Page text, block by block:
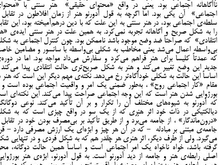
ناآگاهانه اجتماعی بود. یعنی در واقع «محتوای حقیقی» هنر سنتی با
اجتماعی» آن یکی بود. اما اگرچه به قول آدورنو هنر از زمان افلاطون در تقابل
سلطه‌ی اجتماعی بود، در هنر سنتی به این علت که با دین درهم‌آمیخته بود، این
را به شکل صریح و آگاهانه تجربه نمی‌کرد. به همین علت در هنر سنتی ایده‌ی
انتقادی» که صراحتاً ضد وضع موجود باشد ناممکن بود. چون کنترل اجتماعی به
بی‌واسطه اعمال می‌شد یعنی مخاطب به شکلی بی‌واسطه با سانسور و مضامین
که عمدتاً کلیسا برای هنر فراهم می‌کرد و سفارش می‌داد مواجه بود. اما در
جدید این وضع تغییر می‌کند و هنر به شکل صریح‌تری حالت انتقادی پیدا
اساساً این حالت به شکلی خودآگاه‌تر رخ می‌دهد. نکته‌ی مهم دیگر این است که هنر
مقام «کار اجتماعی روح» ، به‌طور ضمنی یک امر و واقعیت اجتماعی بوده است و
بورژوایی شدن هنر است که این وجه اجتماعی صراحت پیدا می‌کند. این نکته‌ای
که آدورنو به شیوه‌های مختلف آن را تکرار و بر آن تأکید می‌کند. نوعی
دیالکتیکی در ذات خود اثر هنری که از یک سو در واقع چیزی است که به
«درون‌ماندگار» ، از جامعه می‌بُرد و از طریق تأکید بر بی‌مصرف بودن خود در تقابل
جامعه‌ی مبتنی بر مبادله - که در آن هر چیز و ابژه‌ای یک ارزش مصرفی دارد -
می‌گیرد. ولی از طرف دیگر، اثر هنری هر چقدر هم که به شکل فردی و در تنهایی
گرفته باشد، خواه ناخواه یک امر اجتماعی است و اساساً همین حالت دوگانه،
اصلی رابطه‌ی هنر و جامعه از دید آدورنو است. به قول آدورنو، ابژه‌ی هنر